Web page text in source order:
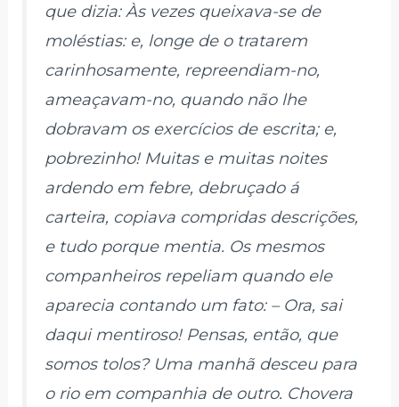
que dizia: Às vezes queixava-se de
moléstias: e, longe de o tratarem
carinhosamente, repreendiam-no,
ameaçavam-no, quando não lhe
dobravam os exercícios de escrita; e,
pobrezinho! Muitas e muitas noites
ardendo em febre, debruçado á
carteira, copiava compridas descrições,
e tudo porque mentia. Os mesmos
companheiros repeliam quando ele
aparecia contando um fato: – Ora, sai
daqui mentiroso! Pensas, então, que
somos tolos? Uma manhã desceu para
o rio em companhia de outro. Chovera